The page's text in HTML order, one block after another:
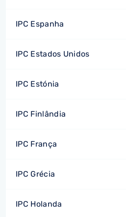
IPC Espanha
IPC Estados Unidos
IPC Estónia
IPC Finlândia
IPC França
IPC Grécia
IPC Holanda